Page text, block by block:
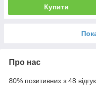
Купити
Про нас
80% позитивних з 48